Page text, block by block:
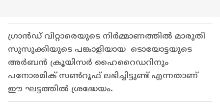
ഗ്രാന്‍ഡ് വിറ്റാരെയുടെ നിര്‍മ്മാണത്തില്‍ മാരുതി
സുസുക്കിയുടെ പങ്കാളിയായ ടൊയോട്ടയുടെ
അർബൻ ക്രൂയിസർ ഹൈറൈഡറിനും
പനോരമിക് സൺറൂഫ് ലഭിച്ചിട്ടുണ്ട് എന്നതാണ്
ഈ ഘട്ടത്തില്‍ ശ്രദ്ധേയം.